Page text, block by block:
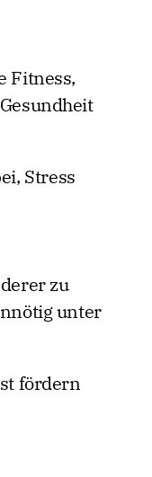
Fitness,
Stress
zu
unter
fördern